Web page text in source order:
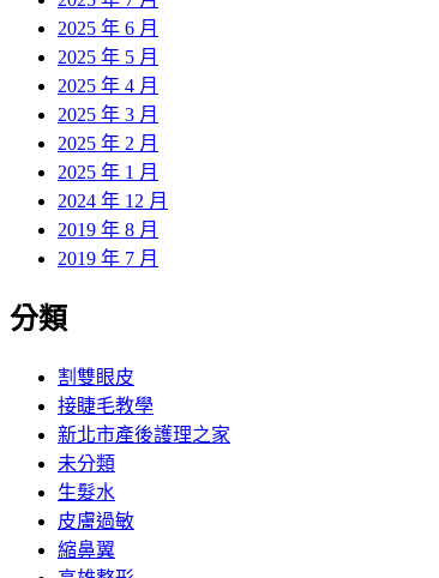
2025 年 6 月
2025 年 5 月
2025 年 4 月
2025 年 3 月
2025 年 2 月
2025 年 1 月
2024 年 12 月
2019 年 8 月
2019 年 7 月
分類
割雙眼皮
接睫毛教學
新北市產後護理之家
未分類
生髮水
皮膚過敏
縮鼻翼